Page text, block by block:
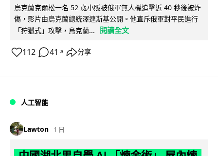
烏克蘭克爾松一名 52 歲小販被俄軍無人機追擊近 40 秒後被炸
傷，影片由烏克蘭總統澤連斯基公開。他直斥俄軍對平民進行
「狩獵式」攻擊，烏克蘭...
閱讀全文
112 41 ↗ 分享
人工智能
Lawton 1 日